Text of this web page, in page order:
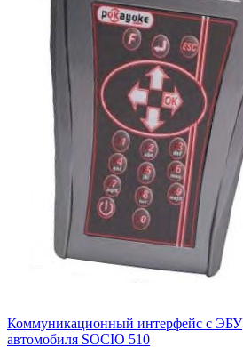
Коммуникационный интерфейс c ЭБУ
автомобиля SOCIO 510